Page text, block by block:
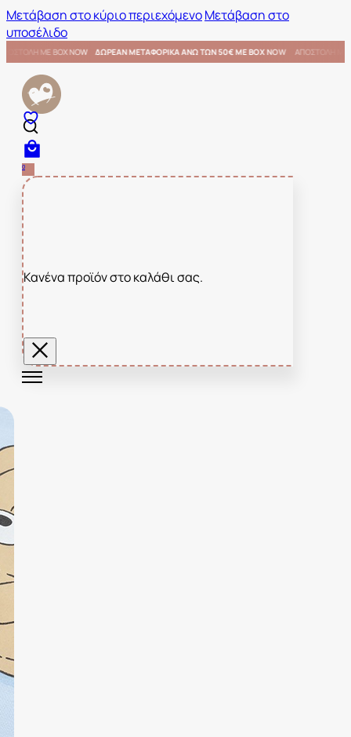
Μετάβαση στο κύριο περιεχόμενοΜετάβαση στο
υποσέλιδο
BOX NOW ΑΠΟΣΤΟΛΗ ΜΕ BOX NOW ΔΩΡΕΑΝ ΜΕΤΑΦΟΡΙΚΑ ΑΝΩ ΤΩΝ 50€ ΜΕ BOX NOW
0
Κανένα προϊόν στο καλάθι σας.